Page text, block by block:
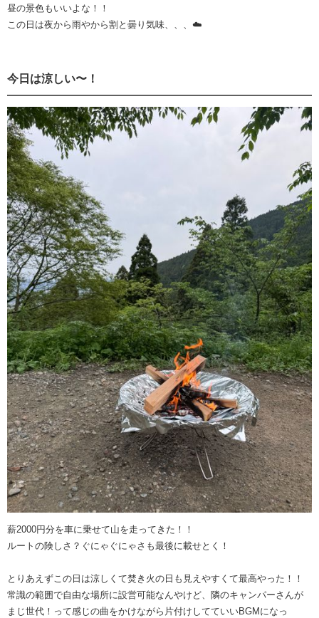
昼の景色もいいよな！！
この日は夜から雨やから割と曇り気味、、、☁️
今日は涼しい〜！
薪2000円分を車に乗せて山を走ってきた！！
ルートの険しさ？ぐにゃぐにゃさも最後に載せとく！
とりあえずこの日は涼しくて焚き火の日も見えやすくて最高やった！！
常識の範囲で自由な場所に設営可能なんやけど、隣のキャンパーさんが
まじ世代！って感じの曲をかけながら片付けしてていいBGMになっ